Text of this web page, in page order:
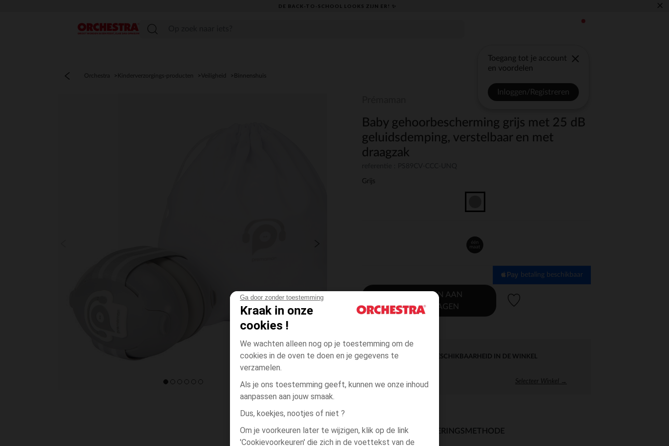
Ga door zonder toestemming
Kraak in onze
cookies !
We wachten alleen nog op je toestemming om de
cookies in de oven te doen en je gegevens te
verzamelen.
Als je ons toestemming geeft, kunnen we onze inhoud
aanpassen aan jouw smaak.
Dus, koekjes, nootjes of niet ?
Om je voorkeuren later te wijzigen, klik op de link
'Cookievoorkeuren' die zich in de voettekst van de
DE BACK-TO-SCHOOL LOOKS ZIJN ER! ✨ ×
menu
Toegang tot je account
en voordelen
Inloggen/Registreren
Orchestra Kinderverzorgings-producten Veiligheid Binnenshuis
Baby gehoorbescherming grijs met 25 dB
geluidsdemping, verstelbaar en met
draagzak
Grijs
één
maat
betaling beschikbaar
TOEVOEGEN AAN
WINKELWAGEN
DIRECTE BESCHIKBAARHEID IN DE WINKEL
Selecteer Winkel →
BESCHIKBAARE LEVERINGSMETHODE